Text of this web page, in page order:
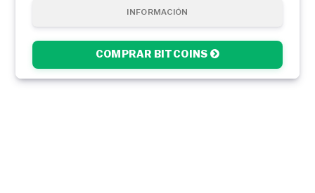
INFORMACIÓN
COMPRAR BITCOINS